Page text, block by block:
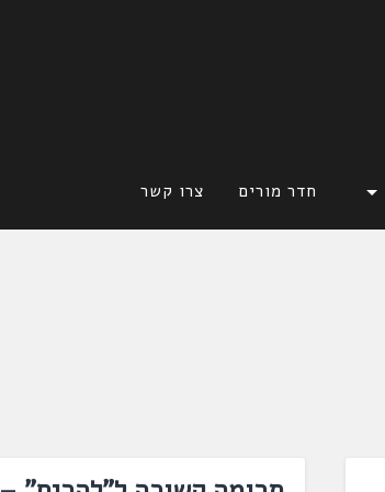
חדר מורים צרו קשר